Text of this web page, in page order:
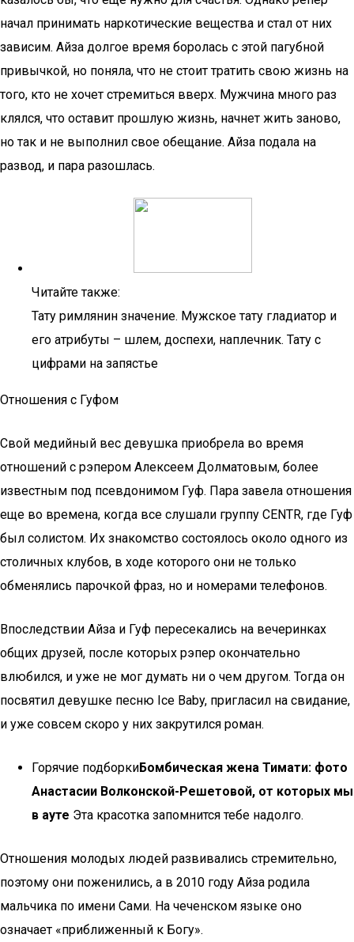
начал принимать наркотические вещества и стал от них
зависим. Айза долгое время боролась с этой пагубной
привычкой, но поняла, что не стоит тратить свою жизнь на
того, кто не хочет стремиться вверх. Мужчина много раз
клялся, что оставит прошлую жизнь, начнет жить заново,
но так и не выполнил свое обещание. Айза подала на
развод, и пара разошлась.
Читайте также:
Тату римлянин значение. Мужское тату гладиатор и
его атрибуты – шлем, доспехи, наплечник. Тату с
цифрами на запястье
Отношения с Гуфом
Свой медийный вес девушка приобрела во время
отношений с рэпером Алексеем Долматовым, более
известным под псевдонимом Гуф. Пара завела отношения
еще во времена, когда все слушали группу CENTR, где Гуф
был солистом. Их знакомство состоялось около одного из
столичных клубов, в ходе которого они не только
обменялись парочкой фраз, но и номерами телефонов.
Впоследствии Айза и Гуф пересекались на вечеринках
общих друзей, после которых рэпер окончательно
влюбился, и уже не мог думать ни о чем другом. Тогда он
посвятил девушке песню Ice Baby, пригласил на свидание,
и уже совсем скоро у них закрутился роман.
Горячие подборкиБомбическая жена Тимати: фото
Анастасии Волконской-Решетовой, от которых мы
в ауте Эта красотка запомнится тебе надолго.
Отношения молодых людей развивались стремительно,
поэтому они поженились, а в 2010 году Айза родила
мальчика по имени Сами. На чеченском языке оно
означает «приближенный к Богу».